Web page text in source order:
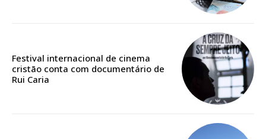
Acesso aos conteúdos Exclusivos para
assinantes
Festival internacional de cinema
cristão conta com documentário de
Rui Caria